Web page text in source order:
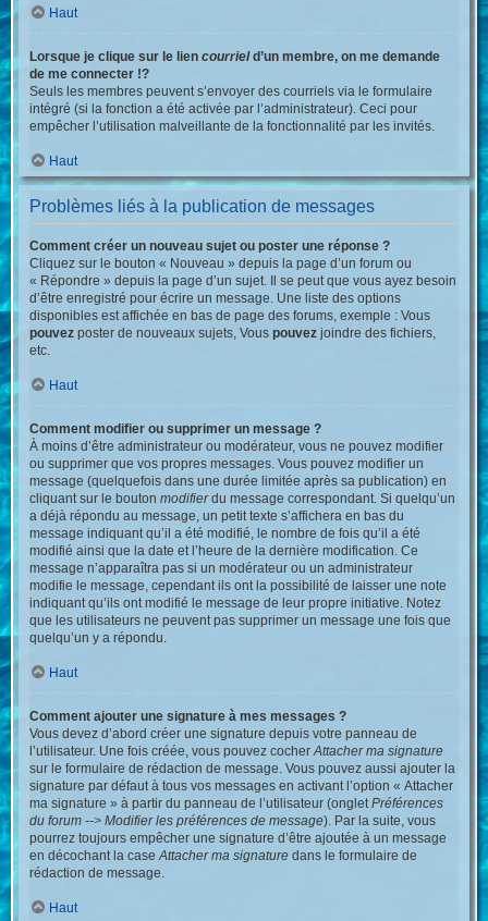
Haut
Lorsque je clique sur le liencourrield’un membre, on me demande
de me connecter !?
Seuls les membres peuvent s’envoyer des courriels via le formulaire
intégré (si la fonction a été activée par l’administrateur). Ceci pour
empêcher l’utilisation malveillante de la fonctionnalité par les invités.
Haut
Problèmes liés à la publication de messages
Comment créer un nouveau sujet ou poster une réponse ?
Cliquez sur le bouton « Nouveau » depuis la page d’un forum ou
« Répondre » depuis la page d’un sujet. Il se peut que vous ayez besoin
d’être enregistré pour écrire un message. Une liste des options
disponibles est affichée en bas de page des forums, exemple : Vous
pouvez poster de nouveaux sujets, Vouspouvez joindre des fichiers,
etc.
Haut
Comment modifier ou supprimer un message ?
À moins d’être administrateur ou modérateur, vous ne pouvez modifier
ou supprimer que vos propres messages. Vous pouvez modifier un
message (quelquefois dans une durée limitée après sa publication) en
cliquant sur le boutonmodifierdu message correspondant. Si quelqu’un
a déjà répondu au message, un petit texte s’affichera en bas du
message indiquant qu’il a été modifié, le nombre de fois qu’il a été
modifié ainsi que la date et l’heure de la dernière modification. Ce
message n’apparaîtra pas si un modérateur ou un administrateur
modifie le message, cependant ils ont la possibilité de laisser une note
indiquant qu’ils ont modifié le message de leur propre initiative. Notez
que les utilisateurs ne peuvent pas supprimer un message une fois que
quelqu’un y a répondu.
Haut
Comment ajouter une signature à mes messages ?
Vous devez d’abord créer une signature depuis votre panneau de
l’utilisateur. Une fois créée, vous pouvez cocherAttacher ma signature
sur le formulaire de rédaction de message. Vous pouvez aussi ajouter la
signature par défaut à tous vos messages en activant l’option « Attacher
ma signature » à partir du panneau de l’utilisateur (ongletPréférences
du forum --> Modifier les préférences de message). Par la suite, vous
pourrez toujours empêcher une signature d’être ajoutée à un message
en décochant la caseAttacher ma signature dans le formulaire de
rédaction de message.
Haut